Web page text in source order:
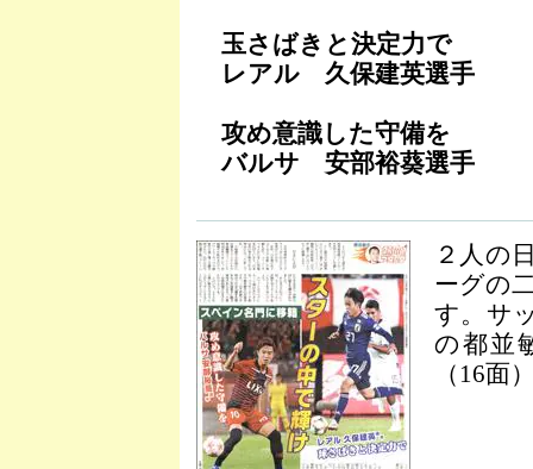
玉さばきと決定力で
レアル 久保建英選手
攻め意識した守備を
バルサ 安部裕葵選手
２人の
ーグの
す。サ
の都並
（16面